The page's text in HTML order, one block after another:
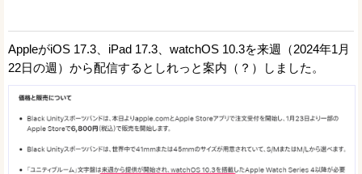
AppleがiOS 17.3、iPad 17.3、watchOS 10.3を来週（2024年1月
22日の週）から配信するとしれっと案内（？）しました。